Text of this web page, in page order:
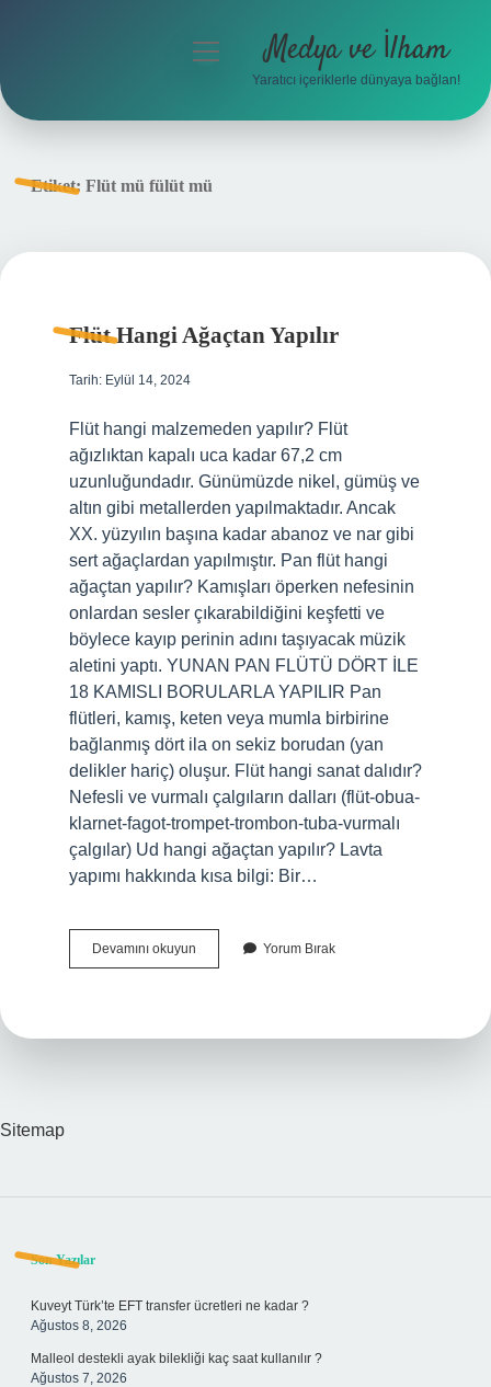
menüyü
Medya ve İlham
Yaratıcı içeriklerle dünyaya bağlan!
Etiket: Flüt mü fülüt mü
Flüt Hangi Ağaçtan Yapılır
Tarih: Eylül 14, 2024
Flüt hangi malzemeden yapılır? Flüt
ağızlıktan kapalı uca kadar 67,2 cm
uzunluğundadır. Günümüzde nikel, gümüş ve
altın gibi metallerden yapılmaktadır. Ancak
XX. yüzyılın başına kadar abanoz ve nar gibi
sert ağaçlardan yapılmıştır. Pan flüt hangi
ağaçtan yapılır? Kamışları öperken nefesinin
onlardan sesler çıkarabildiğini keşfetti ve
böylece kayıp perinin adını taşıyacak müzik
aletini yaptı. YUNAN PAN FLÜTÜ DÖRT İLE
18 KAMISLI BORULARLA YAPILIR Pan
flütleri, kamış, keten veya mumla birbirine
bağlanmış dört ila on sekiz borudan (yan
delikler hariç) oluşur. Flüt hangi sanat dalıdır?
Nefesli ve vurmalı çalgıların dalları (flüt-obua-
klarnet-fagot-trompet-trombon-tuba-vurmalı
çalgılar) Ud hangi ağaçtan yapılır? Lavta
yapımı hakkında kısa bilgi: Bir…
Devamını okuyun
Hangi
Yorum Bırak
Sitemap
Sidebar
Son Yazılar
Kuveyt Türk’te EFT transfer ücretleri ne kadar ?
Ağustos 8, 2026
Malleol destekli ayak bilekliği kaç saat kullanılır ?
Ağustos 7, 2026